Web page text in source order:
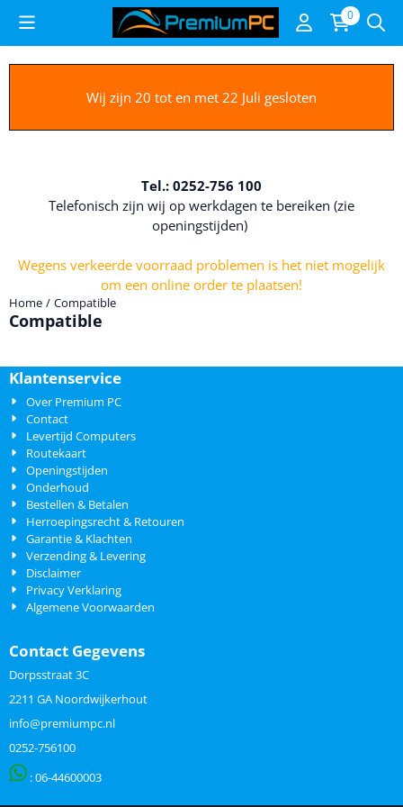
Cookievoorkeuren zijn beschikbaar. Kies instellingen of sta alle
0
Wij zijn 20 tot en met 22 Juli gesloten
Tel.: 0252-756 100
Telefonisch zijn wij op werkdagen te bereiken (zie
openingstijden)
Wegens verkeerde voorraad problemen is het niet mogelijk
om een online order te plaatsen!
Home / Compatible
Compatible
Klantenservice
Over Premium PC
Contact
Levertijd Computers
Routekaart
Openingstijden
Onderhoud
Bestellen & Betalen
Herroepingsrecht & Retouren
Garantie & Klachten
Verzending & Levering
Disclaimer
Privacy Verklaring
Algemene Voorwaarden
Contact Gegevens
Dorpsstraat 3C
2211 GA Noordwijkerhout
info@premiumpc.nl
0252-756100
: 06-44600003